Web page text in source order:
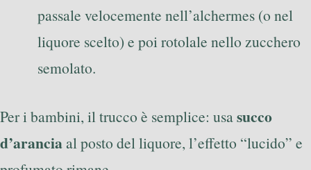
passale velocemente nell’alchermes (o nel
liquore scelto) e poi rotolale nello zucchero
semolato.
Per i bambini, il trucco è semplice: usasucco
d’aranciaal posto del liquore, l’effetto “lucido” e